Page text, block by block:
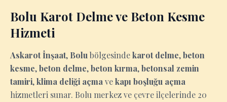
Bolu Karot Delme ve Beton Kesme
Hizmeti
Askarot İnşaat, Bolu bölgesindekarot delme,beton
kesme,beton delme,beton kırma,betonsal zemin
tamiri,klima deliği açma vekapı boşluğu açma
hizmetleri sunar. Bolu merkez ve çevre ilçelerinde 20